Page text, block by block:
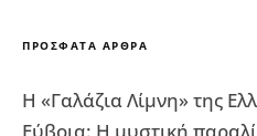
ΠΡΌΣΦΑΤΑ ΆΡΘΡΑ
Η «Γαλάζια Λίμνη» της